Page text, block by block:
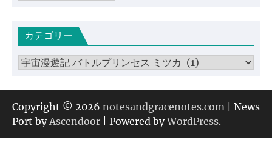
イカテゴリー
カ
ゴ
リ
ー
Copyright © 2026 notesandgracenotes.com | News
Port by Ascendoor | Powered byWordPress.